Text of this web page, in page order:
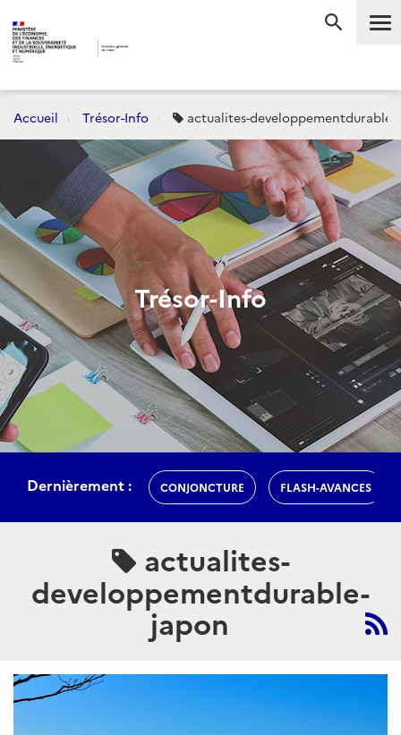
Accueil Trésor-Info actualites-developpementdurable-
Trésor-Info
Dernièrement : CONJONCTURE FLASH-AVANCES
actualites-
developpementdurable-
japon